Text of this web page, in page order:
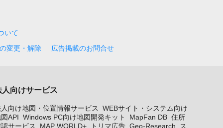
いて
変更・解除 広告掲載のお問合せ
人向けサービス
向け地図・位置情報サービス
WEBサイト・システム向け
API Windows PC向け地図開発キット MapFan DB 住所
サービス
MAP WORLD+ トリマ広告 Geo-Research ス